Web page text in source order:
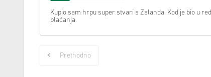
Kupio sam hrpu super stvari s Zalanda. Kod je bio u
plaćanja.
Prethodno